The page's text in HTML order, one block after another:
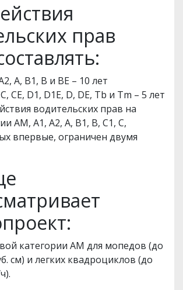
прав
А, В1, В и ВЕ – 10 лет
СЕ, D1, D1Е, D, DE, Тb и Tm – 5 лет
водительских прав на
АМ, А1, А2, А, В1, В, С1, С,
впервые, ограничен двумя
категории AM для мопедов (до
см) и легких квадроциклов (до